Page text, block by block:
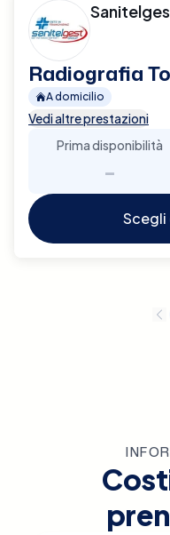
Radiografia
A domicilio
Vedi altre prestazioni
Prima disponibilità
-
Scegli